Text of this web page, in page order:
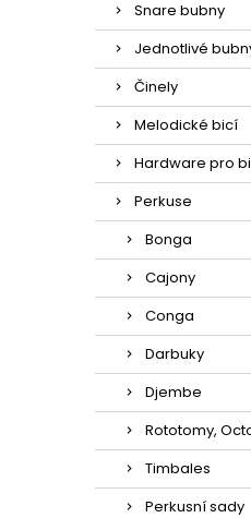
Snare bubny
Jednotlivé
Činely
Melodické bicí
Hardware pro
Perkuse
Bonga
Cajony
Conga
Darbuky
Djembe
Rototomy,
Timbales
Perkusní sady